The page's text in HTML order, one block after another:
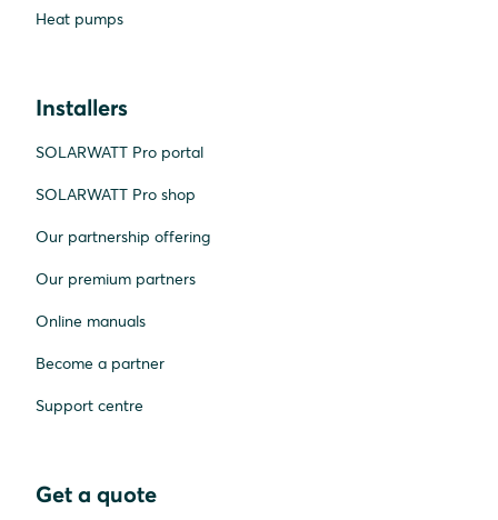
Heat pumps
Installers
SOLARWATT Pro portal
SOLARWATT Pro shop
Our partnership offering
Our premium partners
Online manuals
Become a partner
Support centre
Get a quote